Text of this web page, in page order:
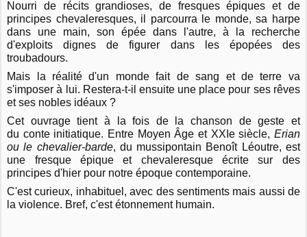
Nourri de récits grandioses, de fresques épiques et de
principes chevaleresques, il parcourra le monde, sa harpe
dans une main, son épée dans l'autre, à la recherche
d'exploits dignes de figurer dans les épopées des
troubadours.
Mais la réalité d'un monde fait de sang et de terre va
s'imposer à lui. Restera-t-il ensuite une place pour ses rêves
et ses nobles idéaux ?
Cet ouvrage tient à la fois de la chanson de geste et
du conte initiatique. Entre Moyen Âge et XXIe siècle, Erian
ou le chevalier-barde, du mussipontain Benoît Léoutre, est
une fresque épique et chevaleresque écrite sur des
principes d'hier pour notre époque contemporaine.
C'est curieux, inhabituel, avec des sentiments mais aussi de
la violence. Bref, c'est étonnement humain.